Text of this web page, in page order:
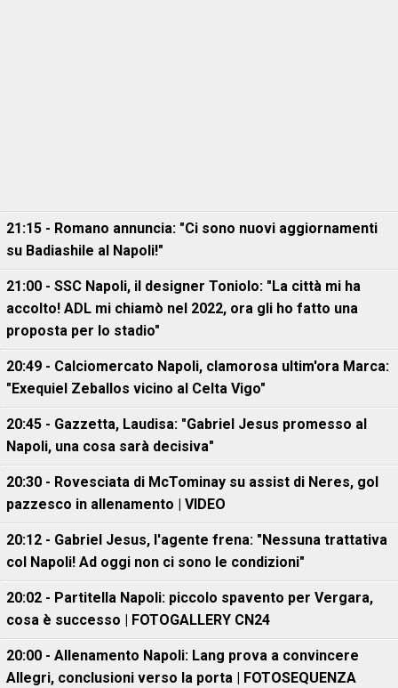
21:15 - Romano annuncia: "Ci sono nuovi aggiornamenti
su Badiashile al Napoli!"
21:00 - SSC Napoli, il designer Toniolo: "La città mi ha
accolto! ADL mi chiamò nel 2022, ora gli ho fatto una
proposta per lo stadio"
20:49 - Calciomercato Napoli, clamorosa ultim'ora Marca:
"Exequiel Zeballos vicino al Celta Vigo"
20:45 - Gazzetta, Laudisa: "Gabriel Jesus promesso al
Napoli, una cosa sarà decisiva"
20:30 - Rovesciata di McTominay su assist di Neres, gol
pazzesco in allenamento | VIDEO
20:12 - Gabriel Jesus, l'agente frena: "Nessuna trattativa
col Napoli! Ad oggi non ci sono le condizioni"
20:02 - Partitella Napoli: piccolo spavento per Vergara,
cosa è successo | FOTOGALLERY CN24
20:00 - Allenamento Napoli: Lang prova a convincere
Allegri, conclusioni verso la porta | FOTOSEQUENZA